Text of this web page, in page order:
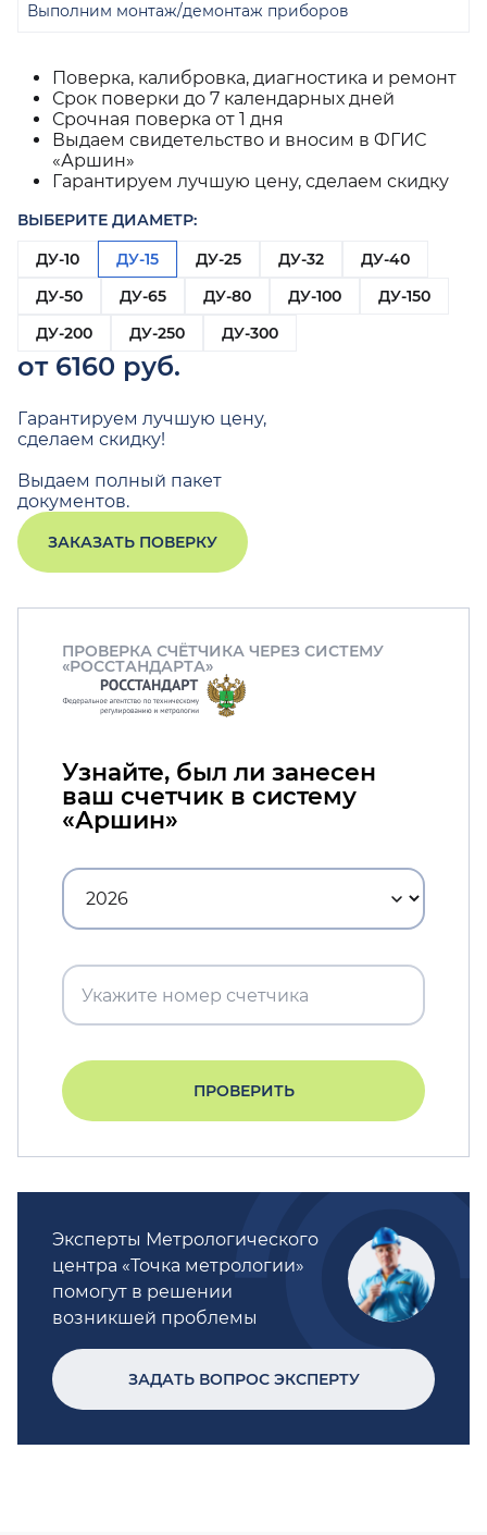
Поверка, калибровка, диагностика и ремонт
Срок поверки до 7 календарных дней
Срочная поверка от 1 дня
Выдаем свидетельство и вносим в ФГИС
«Аршин»
Гарантируем лучшую цену, сделаем скидку
ВЫБЕРИТЕ ДИАМЕТР:
ДУ-10
ДУ-15 ДУ-25 ДУ-32
ДУ-40
ДУ-50
ДУ-65 ДУ-80 ДУ-100
ДУ-150
ДУ-200
ДУ-250 ДУ-300
от 6160 руб.
Гарантируем лучшую цену,
сделаем скидку!
Выдаем полный пакет
документов.
ЗАКАЗАТЬ ПОВЕРКУ
Выполним монтаж/демонтаж приборов
ПРОВЕРКА СЧЁТЧИКА ЧЕРЕЗ СИСТЕМУ
«РОССТАНДАРТА»
Узнайте, был ли занесен
ваш счетчик в систему
«Аршин»
ПРОВЕРИТЬ
Эксперты Метрологического
центра «Точка метрологии»
помогут в решении
возникшей проблемы
ЗАДАТЬ ВОПРОС ЭКСПЕРТУ